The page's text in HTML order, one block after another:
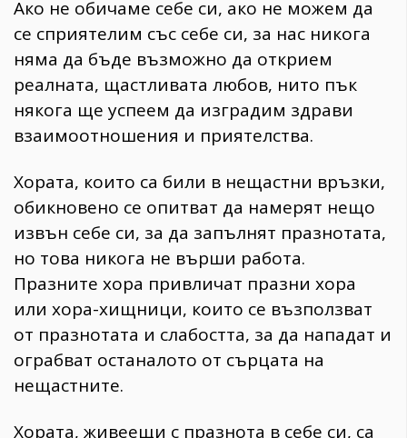
Ако не обичаме себе си, ако не можем да
се сприятелим със себе си, за нас никога
няма да бъде възможно да открием
реалната, щастливата любов, нито пък
някога ще успеем да изградим здрави
взаимоотношения и приятелства.
Хората, които са били в нещастни връзки,
обикновено се опитват да намерят нещо
извън себе си, за да запълнят празнотата,
но това никога не върши работа.
Празните хора привличат празни хора
или хора-хищници, които се възползват
от празнотата и слабостта, за да нападат и
ограбват останалото от сърцата на
нещастните.
Хората, живеещи с празнота в себе си, са